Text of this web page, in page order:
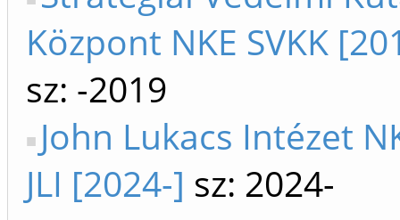
Központ NKE SVKK
sz: -2019
John Lukacs Intézet
JLI [2024-] sz: 2024-